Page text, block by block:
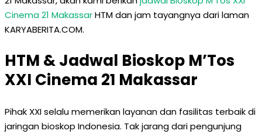
Cinema 21 MakassarHTM dan jam tayangnya dari laman
KARYABERITA.COM.
HTM & Jadwal Bioskop M’Tos
XXI Cinema 21 Makassar
Pihak XXI selalu memerikan layanan dan fasilitas terbaik di
jaringan bioskop Indonesia. Tak jarang dari pengunjung